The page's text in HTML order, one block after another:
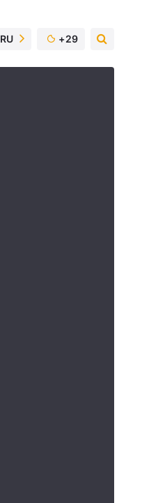
RU +29